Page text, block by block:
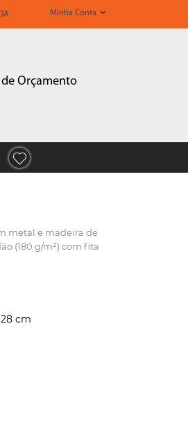
Minha Conta
de Orçamento
metal e madeira de
(180 g/m²) com fita
cm